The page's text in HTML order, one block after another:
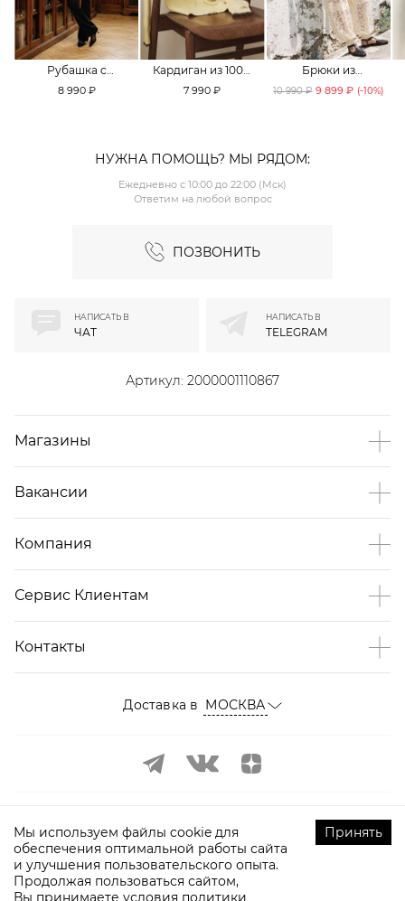
Рубашка с
принтом «клетка»
8 990 ₽
Кардиган из 100%
хлопка TOPTOP
7 990 ₽
Брюки из
смесового хлопка
10 990 ₽ 9 899 ₽ (-10%)
НУЖНА ПОМОЩЬ? МЫ РЯДОМ:
ПОЗВОНИТЬ
Ежедневно с 10:00 до 22:00 (Мск)
Ответим на любой вопрос
Артикул: 2000001110867
НАПИСАТЬ В
ЧАТ
НАПИСАТЬ В
TELEGRAM
Магазины
Вакансии
Компания
Сервис Клиентам
Контакты
Доставка в МОСКВА
© 2009-2026 ТOPTOP.RU Все права защищены
Мы используем файлы cookie для
обеспечения оптимальной работы сайта
и улучшения пользовательского опыта.
Продолжая пользоваться сайтом,
Вы принимаете условия политики
Принять